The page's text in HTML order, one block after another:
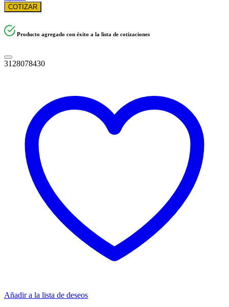
COTIZAR
Producto agregado con éxito a la lista de cotizaciones
3128078430
Añadir a la lista de deseos